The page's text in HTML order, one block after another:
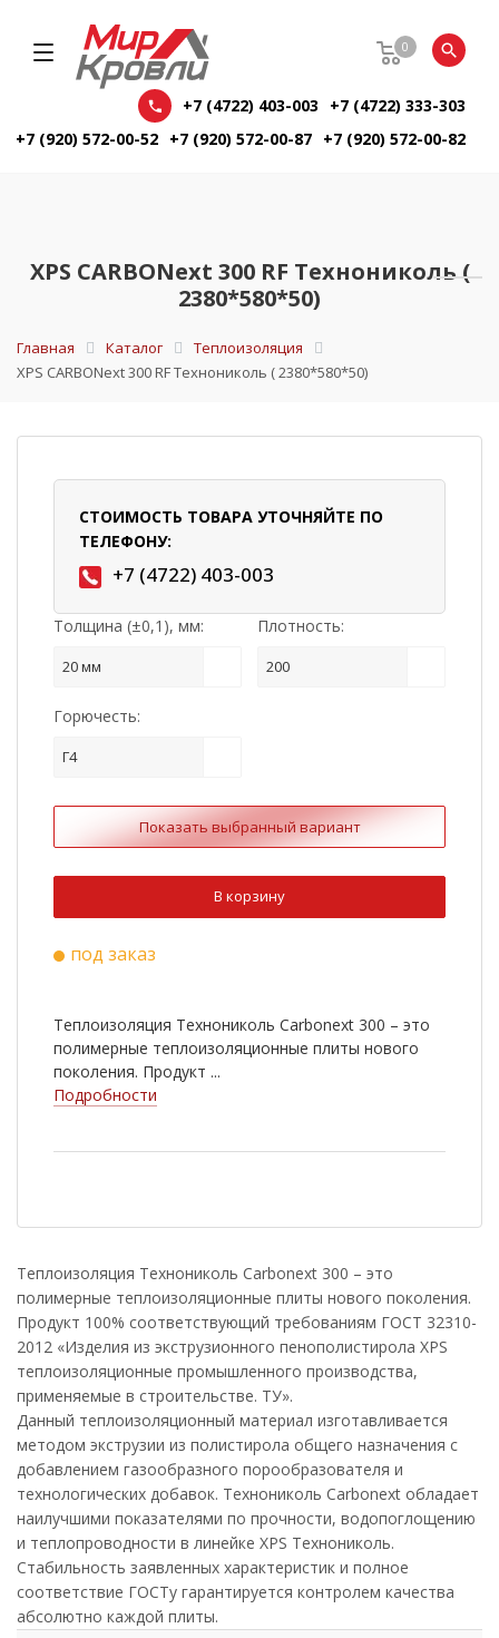
0
+7 (4722) 403-003
+7 (4722) 333-303
+7 (920) 572-00-52 +7 (920) 572-00-87 +7 (920) 572-00-82
XPS CARBONext 300 RF Технониколь (
2380*580*50)
Главная Каталог
Теплоизоляция
XPS CARBONext 300 RF Технониколь ( 2380*580*50)
СТОИМОСТЬ ТОВАРА УТОЧНЯЙТЕ ПО
ТЕЛЕФОНУ:
+7 (4722) 403-003
Толщина (±0,1), мм:
20 мм
Плотность:
200
Горючесть:
Г4
Показать выбранный вариант
В корзину
под заказ
Теплоизоляция Технониколь Carbonext 300 – это
полимерные теплоизоляционные плиты нового
поколения. Продукт ...
Подробности
Теплоизоляция Технониколь Carbonext 300 – это
полимерные теплоизоляционные плиты нового поколения.
Продукт 100% соответствующий требованиям ГОСТ 32310-
2012 «Изделия из экструзионного пенополистирола XPS
теплоизоляционные промышленного производства,
применяемые в строительстве. ТУ».
Данный теплоизоляционный материал изготавливается
методом экструзии из полистирола общего назначения с
добавлением газообразного порообразователя и
технологических добавок. Технониколь Carbonext обладает
наилучшими показателями по прочности, водопоглощению
и теплопроводности в линейке XPS Технониколь.
Стабильность заявленных характеристик и полное
соответствие ГОСТу гарантируется контролем качества
абсолютно каждой плиты.